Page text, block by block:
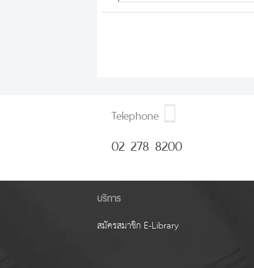
Telephone
02 278 8200
บริการ
สมัครสมาชิก E-Library